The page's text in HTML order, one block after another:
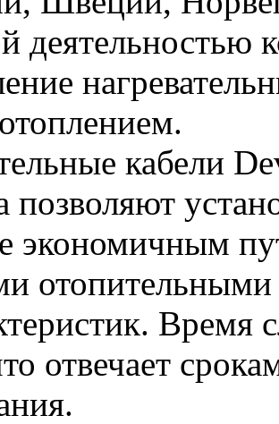
деятельностью
кабели
позволяют
экономичным
Время
отвечает